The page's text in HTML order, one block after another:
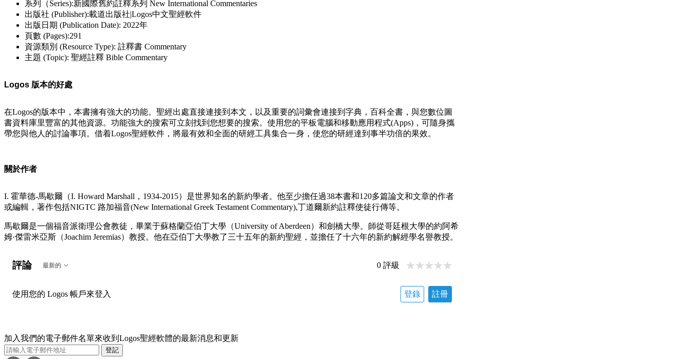
系列（Series):新國際舊約註釋系列 New International Commentaries
出版社 (Publisher):載道出版社|Logos中文聖經軟件
出版日期 (Publication Date): 2022年
頁數 (Pages):291
資源類別 (Resource Type): 註釋書 Commentary
主題 (Topic): 聖經註釋 Bible Commentary
Logos 版本的好處
在Logos的版本中，本書擁有強大的功能。聖經出處直接連接到本文，以及重要的詞彙會連接到字典，百科全書，與您數位圖
書資料庫里豐富的其他資源。功能強大的搜索可立刻找到您想要的搜索。使用您的平板電腦和移動應用程式(Apps)，可隨身攜
帶您與他人的討論事項。借着Logos聖經軟件，將最有效和全面的研經工具集合一身，使您的研經達到事半功倍的果效。
關於作者
I. 霍華德-馬歇爾（I. Howard Marshall，1934-2015）是世界知名的新約學者。他至少擔任過38本書和120多篇論文和文章的作者
或編輯，著作包括NIGTC 路加福音(New International Greek Testament Commentary),丁道爾新約註釋使徒行傳等。
馬歇爾是一個福音派衛理公會教徒，畢業于蘇格蘭亞伯丁大學（University of Aberdeen）和劍橋大學。師從哥廷根大學的約阿希
姆·傑雷米亞斯（Joachim Jeremias）教授。他在亞伯丁大學教了三十五年的新約聖經，並擔任了十六年的新約解經學名譽教授。
評論 最新的 0評級
使用您的 Logos 帳戶來登入 登錄 註冊
加入我們的電子郵件名單來收到Logos聖經軟體的最新消息和更新
登記